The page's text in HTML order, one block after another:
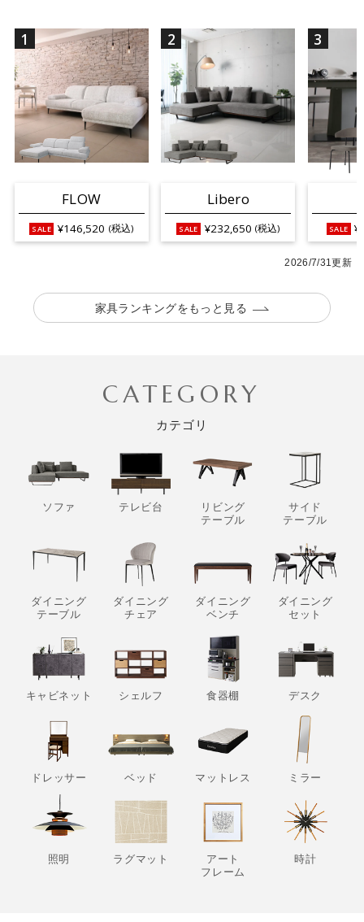
1
FLOW
¥146,520 (税込)
2
Libero
¥232,650 (税込)
3
2026/7/31更新
家具ランキングをもっと見る
CATEGORY
カテゴリ
ソファ テレビ台
リビング
テーブル
サイド
テーブル
ダイニング
テーブル
ダイニング
チェア
ダイニング
ベンチ
ダイニング
セット
キャビネット シェルフ 食器棚 デスク
ドレッサー ベッド マットレス ミラー
照明 ラグマット
アート
フレーム
時計